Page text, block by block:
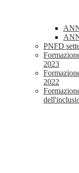
PNFD
2023
2022